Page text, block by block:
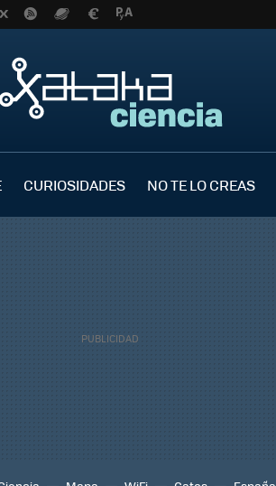
CURIOSIDADES NO TE LO CREAS